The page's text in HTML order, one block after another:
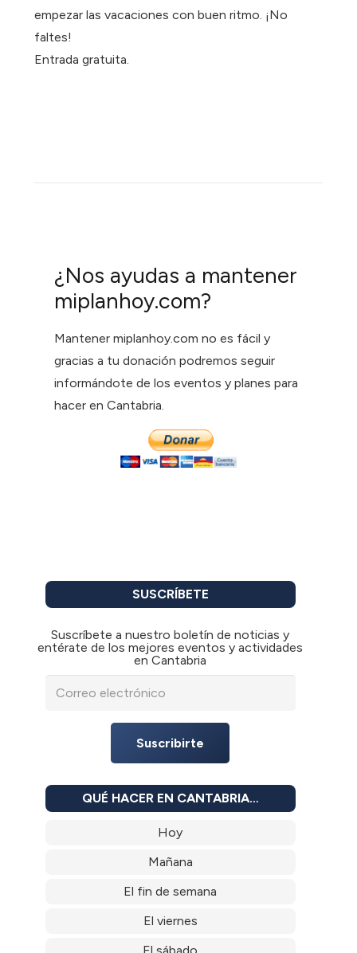
empezar las vacaciones con buen ritmo. ¡No
faltes!
Entrada gratuita.
¿Nos ayudas a mantener
miplanhoy.com?
Mantener miplanhoy.com no es fácil y
gracias a tu donación podremos seguir
informándote de los eventos y planes para
hacer en Cantabria.
SUSCRÍBETE
Suscríbete a nuestro boletín de noticias y
entérate de los mejores eventos y actividades
en Cantabria
Suscribirte
QUÉ HACER EN CANTABRIA…
Hoy
Mañana
El fin de semana
El viernes